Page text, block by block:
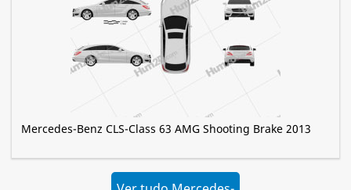
Mercedes-Benz CLS-Class 63 AMG Shooting Brake 2013